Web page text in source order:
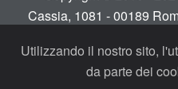
Cassia, 1081 - 00189
Tutti i diritti riservati.
Policy
Utilizzando il nostro sito,
da parte dei